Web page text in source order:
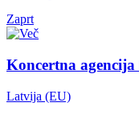
Zaprt
Koncertna
Latvija (EU)